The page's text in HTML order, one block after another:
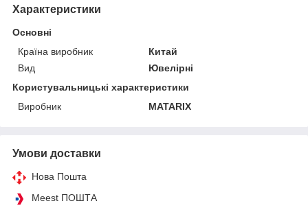
Характеристики
Основні
Країна виробник
Китай
Вид
Ювелірні
Користувальницькі характеристики
Виробник
MATARIX
Умови доставки
Нова Пошта
Meest ПОШТА